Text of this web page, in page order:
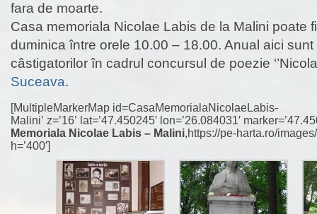
fara de moarte.
Casa memoriala Nicolae Labis de la Malini poate
duminica între orele 10.00 – 18.00. Anual aici
câstigatorilor în cadrul concursul de poezie
Suceava.
[MultipleMarkerMap id=CasaMemorialaNicolaeLabis-
Malini’ z=’16’ lat=’47.450245′ lon=’26.084031′
Memoriala Nicolae Labis – Malini,https://pe-harta.ro/
h=’400′]